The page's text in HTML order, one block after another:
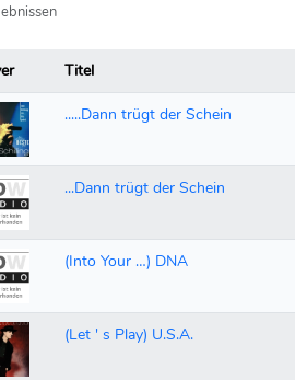
Titel
.....Dann trügt der Schein
...Dann trügt der Schein
(Into Your …) DNA
(Let ' s Play) U.S.A.